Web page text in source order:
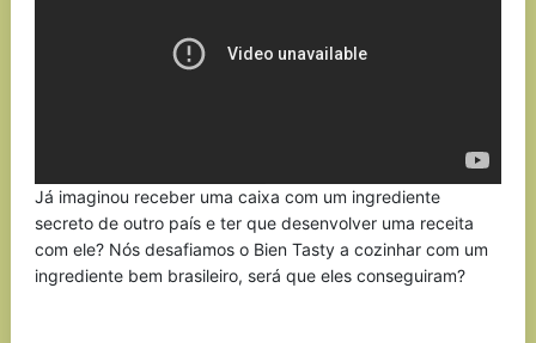
Já imaginou receber uma caixa com um ingrediente
secreto de outro país e ter que desenvolver uma receita
com ele? Nós desafiamos o Bien Tasty a cozinhar com um
ingrediente bem brasileiro, será que eles conseguiram?